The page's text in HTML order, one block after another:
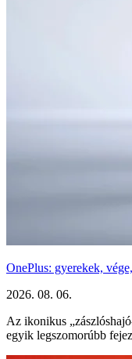
OnePlus: gyerekek,
2026. 08. 06.
Az ikonikus
egyik legszomorúbb